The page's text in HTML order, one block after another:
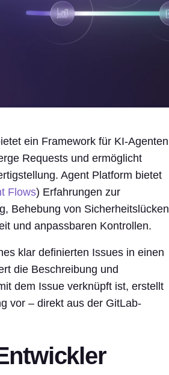
ein Framework für KI-Agenten
Requests und ermöglicht
Agent Platform bietet
Flows) Erfahrungen zur
Behebung von Sicherheitslücken
und anpassbaren Kontrollen.
klar definierten Issues in einen
die Beschreibung und
dem Issue verknüpft ist, erstellt
vor – direkt aus der GitLab-